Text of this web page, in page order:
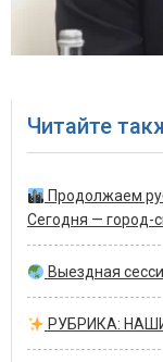
Читайте
Продолжаем
Сегодня — город-
Выездная
РУБРИКА: